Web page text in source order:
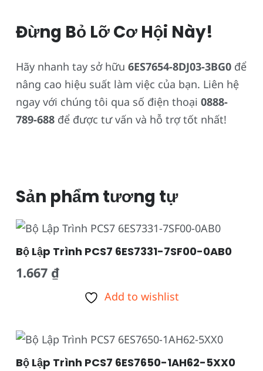
Đừng Bỏ Lỡ Cơ Hội Này!
Hãy nhanh tay sở hữu 6ES7654-8DJ03-3BG0 để
nâng cao hiệu suất làm việc của bạn. Liên hệ
ngay với chúng tôi qua số điện thoại 0888-
789-688 để được tư vấn và hỗ trợ tốt nhất!
Sản phẩm tương tự
Bộ Lập Trình PCS7 6ES7331-7SF00-0AB0
1.667 ₫
Add to wishlist
Bộ Lập Trình PCS7 6ES7650-1AH62-5XX0